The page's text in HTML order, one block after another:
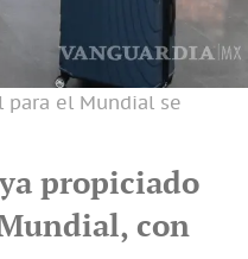
el Mundial se
propiciado
con